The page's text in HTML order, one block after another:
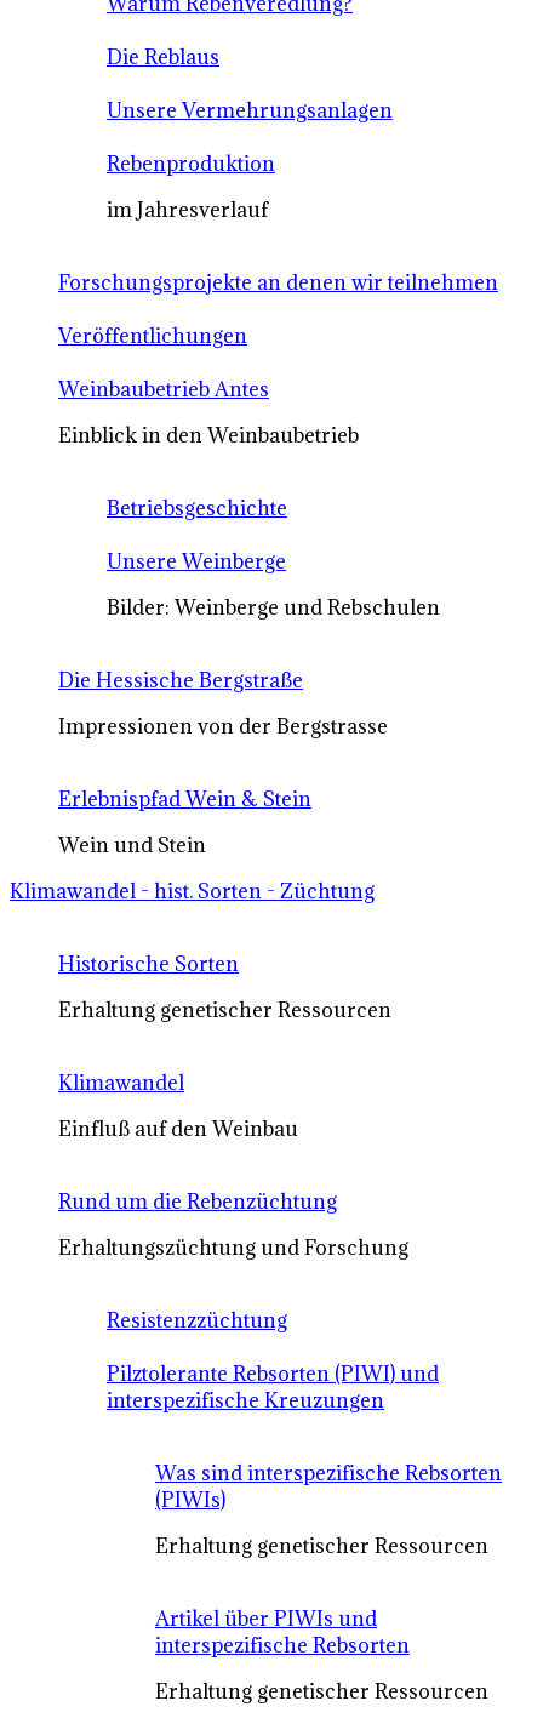
Die Reblaus
Unsere Vermehrungsanlagen
Rebenproduktion
im Jahresverlauf
Forschungsprojekte an denen wir teilnehmen
Veröffentlichungen
Weinbaubetrieb Antes
Einblick in den Weinbaubetrieb
Betriebsgeschichte
Unsere Weinberge
Bilder: Weinberge und Rebschulen
Die Hessische Bergstraße
Impressionen von der Bergstrasse
Erlebnispfad Wein & Stein
Wein und Stein
Klimawandel - hist. Sorten - Züchtung
Historische Sorten
Erhaltung genetischer Ressourcen
Klimawandel
Einfluß auf den Weinbau
Rund um die Rebenzüchtung
Erhaltungszüchtung und Forschung
Resistenzzüchtung
Pilztolerante Rebsorten (PIWI) und
interspezifische Kreuzungen
Was sind interspezifische Rebsorten
(PIWIs)
Erhaltung genetischer Ressourcen
Artikel über PIWIs und
interspezifische Rebsorten
Erhaltung genetischer Ressourcen